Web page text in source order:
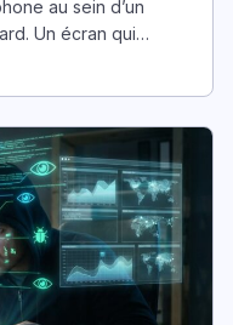
au sein d’un
Un écran qui